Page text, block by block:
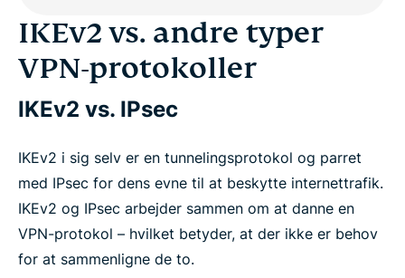
IKEv2 vs. andre typer
VPN-protokoller
IKEv2 vs. IPsec
IKEv2 i sig selv er en tunnelingsprotokol og parret
med IPsec for dens evne til at beskytte internettrafik.
IKEv2 og IPsec arbejder sammen om at danne en
VPN-protokol – hvilket betyder, at der ikke er behov
for at sammenligne de to.